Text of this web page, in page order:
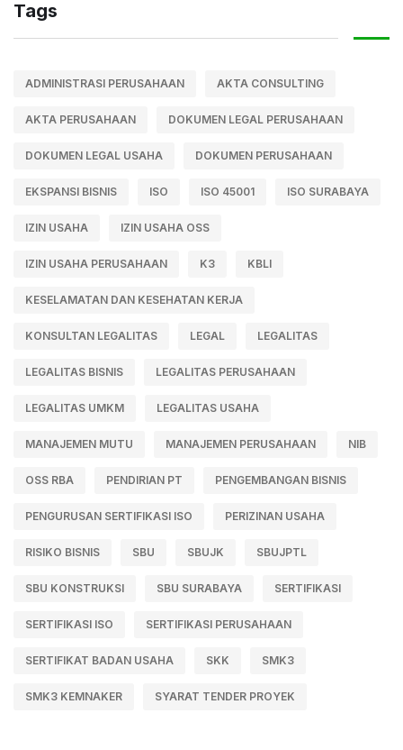
Tags
ADMINISTRASI PERUSAHAAN AKTA CONSULTING
AKTA PERUSAHAAN DOKUMEN LEGAL PERUSAHAAN
DOKUMEN LEGAL USAHA DOKUMEN PERUSAHAAN
EKSPANSI BISNIS ISO ISO 45001 ISO SURABAYA
IZIN USAHA IZIN USAHA OSS
IZIN USAHA PERUSAHAAN K3 KBLI
KESELAMATAN DAN KESEHATAN KERJA
KONSULTAN LEGALITAS LEGAL LEGALITAS
LEGALITAS BISNIS LEGALITAS PERUSAHAAN
LEGALITAS UMKM LEGALITAS USAHA
MANAJEMEN MUTU MANAJEMEN PERUSAHAAN NIB
OSS RBA PENDIRIAN PT PENGEMBANGAN BISNIS
PENGURUSAN SERTIFIKASI ISO PERIZINAN USAHA
RISIKO BISNIS SBU SBUJK SBUJPTL
SBU KONSTRUKSI SBU SURABAYA SERTIFIKASI
SERTIFIKASI ISO SERTIFIKASI PERUSAHAAN
SERTIFIKAT BADAN USAHA SKK SMK3
SMK3 KEMNAKER SYARAT TENDER PROYEK